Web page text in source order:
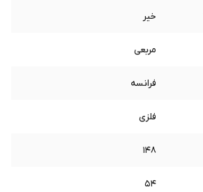
خیر
مربعی
فرانسه
فلزی
148
54